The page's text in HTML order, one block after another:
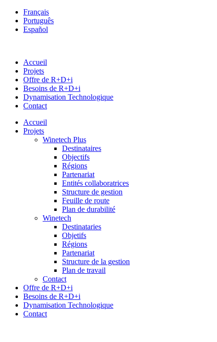
Français
Português
Español
Accueil
Projets
Offre de R+D+i
Besoins de R+D+i
Dynamisation Technologique
Contact
Accueil
Projets
Winetech Plus
Destinataires
Objectifs
Régions
Partenariat
Entités collaboratrices
Structure de gestion
Feuille de route
Plan de durabilité
Winetech
Destinataries
Objetifs
Régions
Partenariat
Structure de la gestion
Plan de travail
Contact
Offre de R+D+i
Besoins de R+D+i
Dynamisation Technologique
Contact